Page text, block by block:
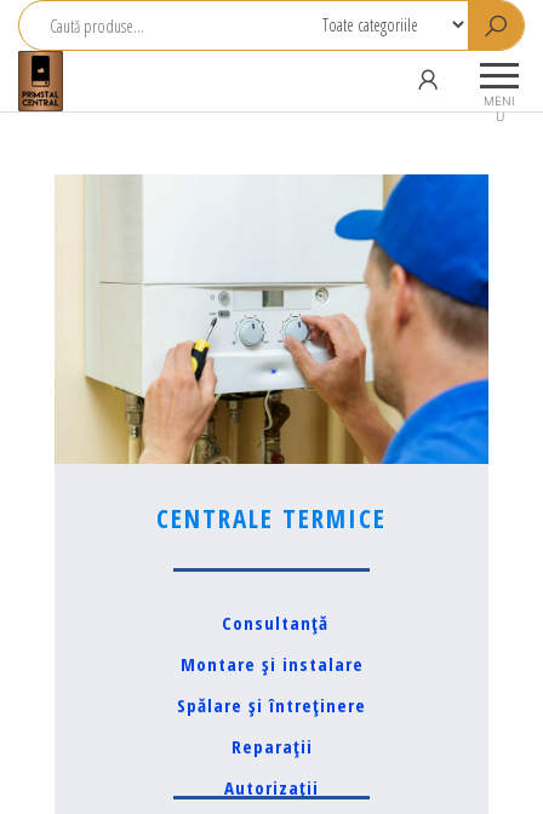
Central
MENI
U
CENTRALE TERMICE
Consultanță
Montare și instalare
Spălare și întreținere
Reparații
Autorizații